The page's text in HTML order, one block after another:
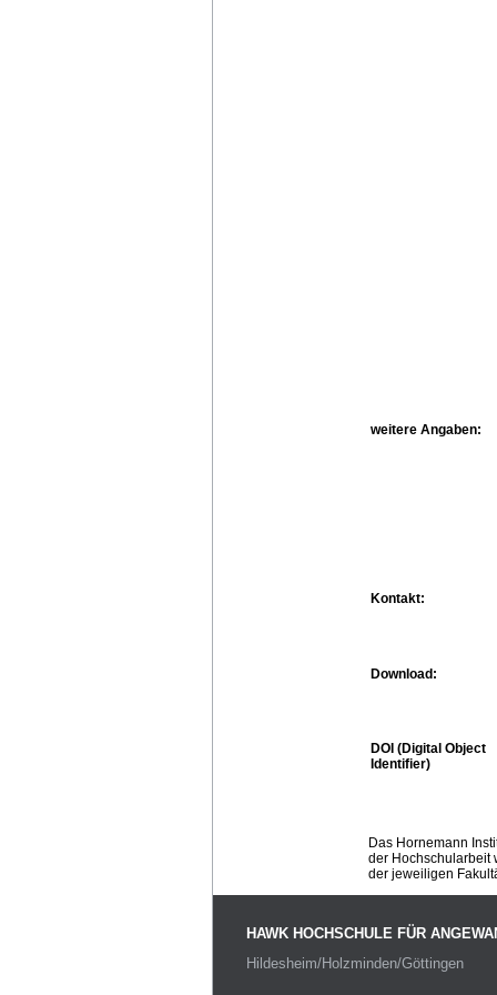
weitere Angaben:
Kontakt:
Download:
DOI (Digital Object
Identifier)
Das Hornemann
der Hochschularbeit
der jeweiligen
HAWK HOCHSCHULE FÜR
Hildesheim/Holzminden/Göttingen